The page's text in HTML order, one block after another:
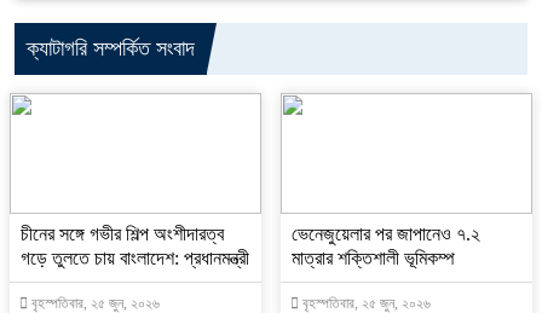
ক্যাটাগরি সম্পর্কিত সংবাদ
চীনের সঙ্গে গভীর শিল্প অংশীদারত্ব
গড়ে তুলতে চায় বাংলাদেশ: প্রধানমন্ত্রী
বৃহস্পতিবার, ২৫ জুন, ২০২৬
ভেনেজুয়েলার পর জাপানেও ৭.২
মাত্রার শক্তিশালী ভূমিকম্প
বৃহস্পতিবার, ২৫ জুন, ২০২৬